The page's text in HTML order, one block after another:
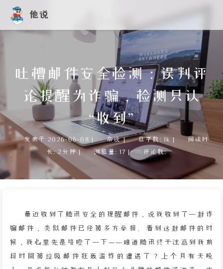
他说
吐槽邮件安全检测：误判评
论提醒为诈骗，检测只认
“收到”
发表于 2026-06-08 | 杂谈 | 总字数: 1k |
阅读时
长: 2分钟 | 浏览量: 17 | 评论数:
最近收到了腾讯安全的提醒邮件，说我收到了一封诈
骗邮件，类似邮件已经被多方举报。看到这封邮件的时
候，我心里先是咯噔了一下——难道腾讯终于注意到我前
段时间被垃圾邮件狂轰滥炸的遭遇了？上个月有天晚